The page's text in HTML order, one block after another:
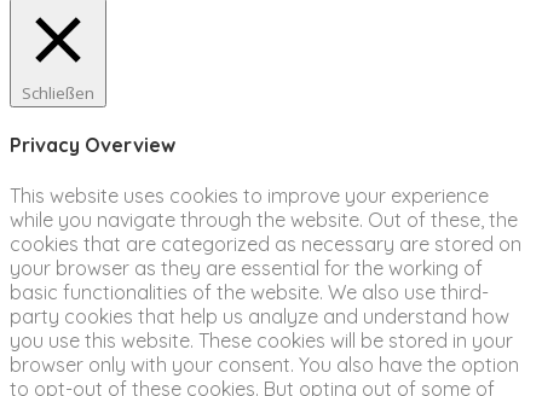
Schließen
Privacy Overview
This website uses cookies to improve your experience
while you navigate through the website. Out of these, the
cookies that are categorized as necessary are stored on
your browser as they are essential for the working of
basic functionalities of the website. We also use third-
party cookies that help us analyze and understand how
you use this website. These cookies will be stored in your
browser only with your consent. You also have the option
to opt-out of these cookies. But opting out of some of